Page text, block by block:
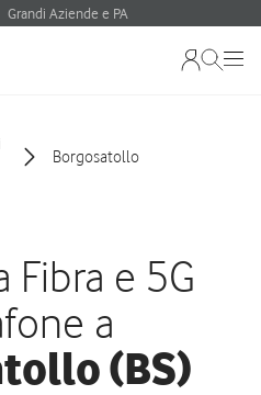
Grandi Aziende e PA
Borgosatollo
Fibra e 5G
a
(BS)